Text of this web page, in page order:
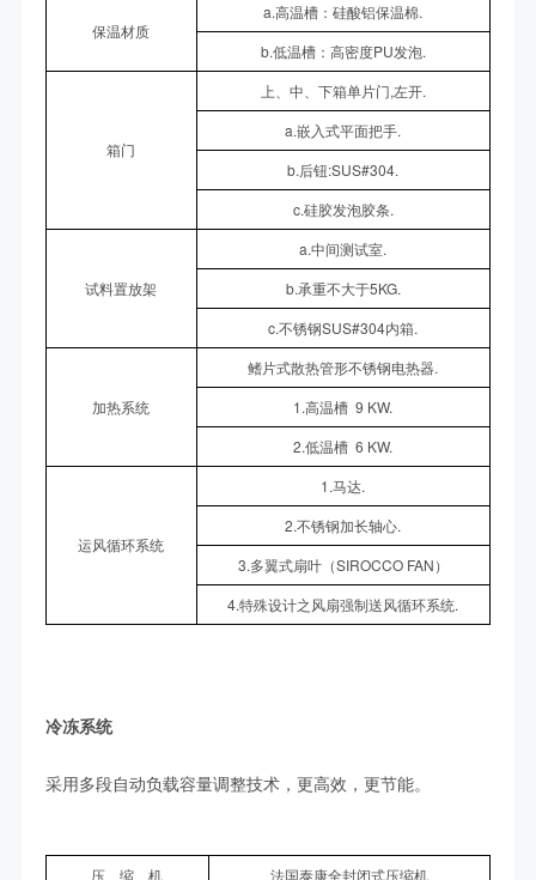
保温材质
a.高温槽：硅酸铝保温棉.
b.低温槽：高密度PU发泡.
箱门
上、中、下箱单片门,左开.
a.嵌入式平面把手.
b.后钮:SUS#304.
c.硅胶发泡胶条.
试料置放架
a.中间测试室.
b.承重不大于5KG.
c.不锈钢SUS#304内箱.
加热系统
鳍片式散热管形不锈钢电热器.
1.高温槽 9 KW.
2.低温槽 6 KW.
运风循环系统
1.马达.
2.不锈钢加长轴心.
3.多翼式扇叶（SIROCCO FAN）
4.特殊设计之风扇强制送风循环系统.
冷冻系统
采用多段自动负载容量调整技术，更高效，更节能。
压 缩 机 法国泰康全封闭式压缩机